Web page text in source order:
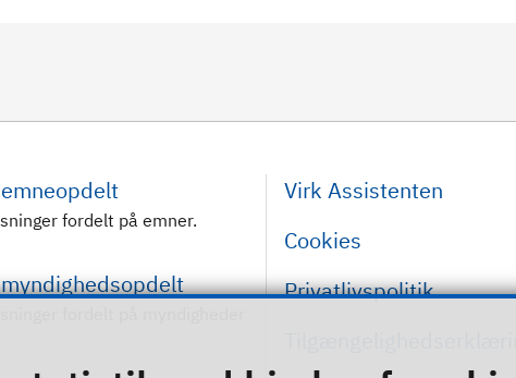
fordelt på emner.
Virk Assistenten
Cookies
Privatlivspolitik